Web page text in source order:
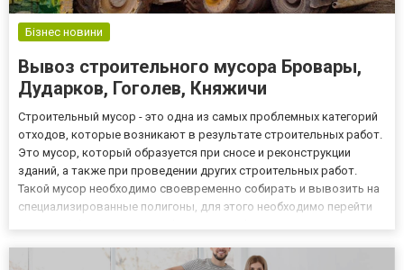
Бізнес новини
Вывоз строительного мусора Бровары,
Дударков, Гоголев, Княжичи
Строительный мусор - это одна из самых проблемных категорий
отходов, которые возникают в результате строительных работ.
Это мусор, который образуется при сносе и реконструкции
зданий, а также при проведении других строительных работ.
Такой мусор необходимо своевременно собирать и вывозить на
специализированные полигоны, для этого необходимо перейти